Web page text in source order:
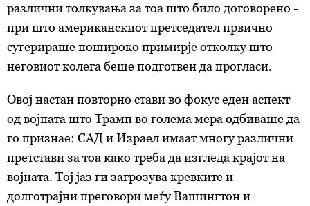
различни толкувања за тоа што било договорено -
при што американскиот претседател првично
сугерираше пошироко примирје отколку што
неговиот колега беше подготвен да прогласи.
Овој настан повторно стави во фокус еден аспект
од војната што Трамп во голема мера одбиваше да
го признае: САД и Израел имаат многу различни
претстави за тоа како треба да изгледа крајот на
војната. Тој јаз ги загрозува кревките и
долготрајни преговори меѓу Вашингтон и